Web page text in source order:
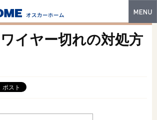
イベント・モデルハウス
商品ラインナップ
イヤー切れの対処方